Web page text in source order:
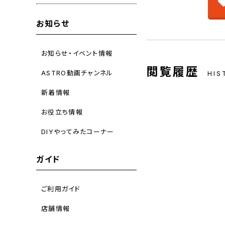
お知らせ
お知らせ・イベント情報
ASTRO動画チャンネル
新着情報
お役立ち情報
DIYやってみたコーナー
ガイド
ご利用ガイド
店舗情報
閲覧履歴